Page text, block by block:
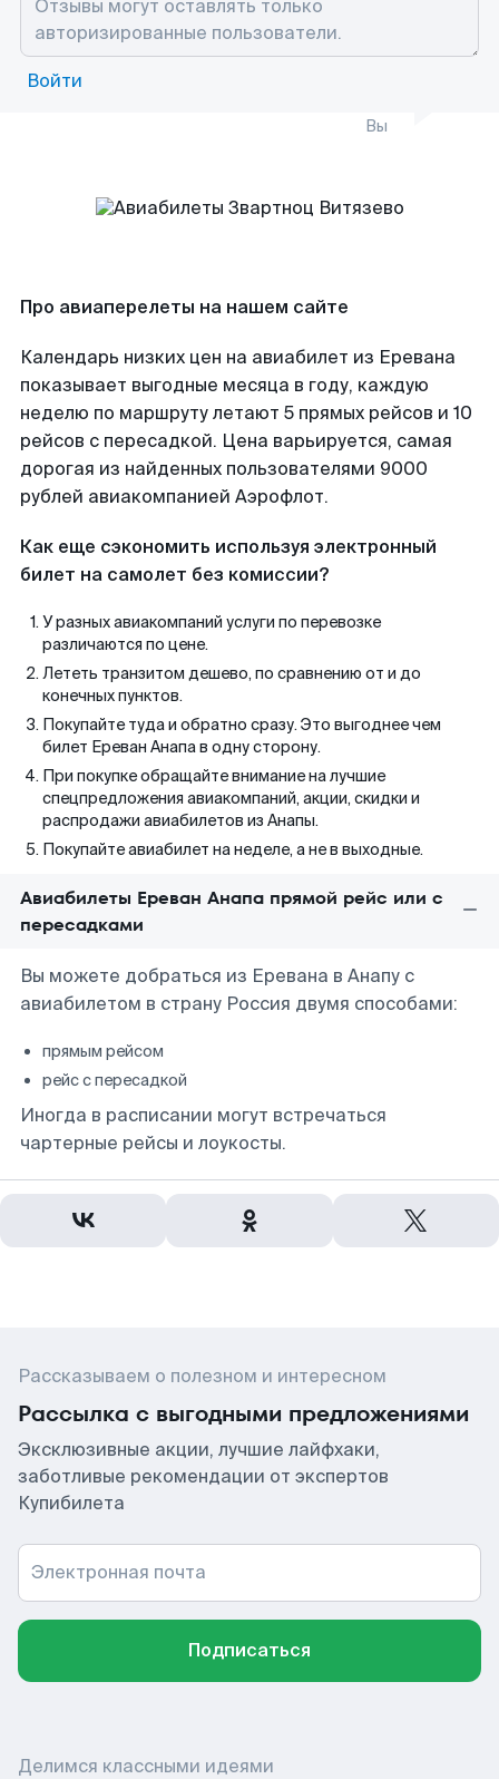
Войти
Вы
Про авиаперелеты на нашем сайте
Календарь низких цен на авиабилет из Еревана
показывает выгодные месяца в году, каждую
неделю по маршруту летают 5 прямых рейсов и 10
рейсов с пересадкой. Цена варьируется, самая
дорогая из найденных пользователями 9000
рублей авиакомпанией Аэрофлот.
Как еще сэкономить используя электронный
билет на самолет без комиссии?
У разных авиакомпаний услуги по перевозке
различаются по цене.
Лететь транзитом дешево, по сравнению от и до
конечных пунктов.
Покупайте туда и обратно сразу. Это выгоднее чем
билет Ереван Анапа в одну сторону.
При покупке обращайте внимание на лучшие
спецпредложения авиакомпаний, акции, скидки и
распродажи авиабилетов из Анапы.
Покупайте авиабилет на неделе, а не в выходные.
Авиабилеты Ереван Анапа прямой рейс или с
пересадками
Вы можете добраться из Еревана в Анапу с
авиабилетом в страну Россия двумя способами:
прямым рейсом
рейс с пересадкой
Иногда в расписании могут встречаться
чартерные рейсы и лоукосты.
Рассказываем о полезном и интересном
Рассылка с выгодными предложениями
Эксклюзивные акции, лучшие лайфхаки,
заботливые рекомендации от экспертов
Купибилета
Электронная почта
Подписаться
Делимся классными идеями